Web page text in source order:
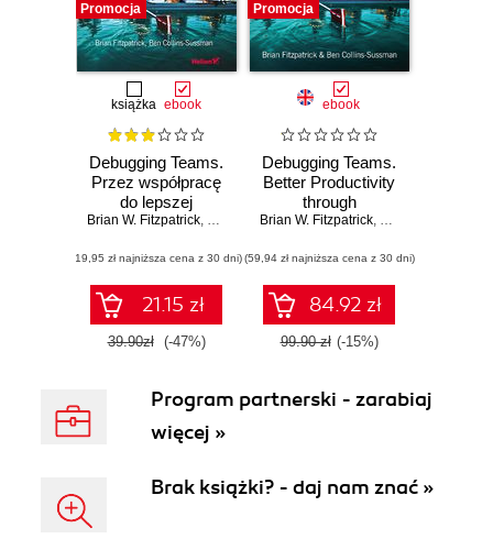
Promocja
książka ebook
Debugging Teams.
Przez współpracę
do lepszej
produktywności
Brian W. Fitzpatrick, Ben Collins-Sussman
(19,95 zł najniższa cena z 30 dni)
21.15 zł
39.90zł (-47%)
Promocja
ebook
Debugging Teams.
Better Productivity
through
Collaboration
Brian W. Fitzpatrick, Ben Collins-
(59,94 zł najniższa cena z 30 dni)
84.92 zł
99.90 zł (-15%)
Program partnerski - zarabiaj
więcej »
Brak książki? - daj nam znać »